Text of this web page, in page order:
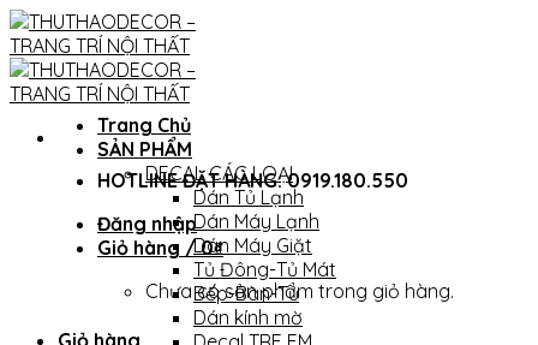
Skip
to
content
HOTLINE ĐẶT HÀNG: 0919.180.550
Đăng nhập
Giỏ hàng /0₫
Chưa có sản phẩm trong giỏ hàng.
Trang Chủ
SẢN PHẨM
DECAL CÁC LOẠI
Dán Tủ Lạnh
Dán Máy Lạnh
Dán Máy Giặt
Tủ Đông-Tủ Mát
Bếp-Bàn-Tủ
Dán kính mờ